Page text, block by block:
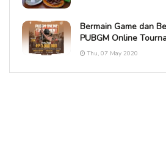
Bermain Game dan
PUBGM Online
Thu, 07 May 2020